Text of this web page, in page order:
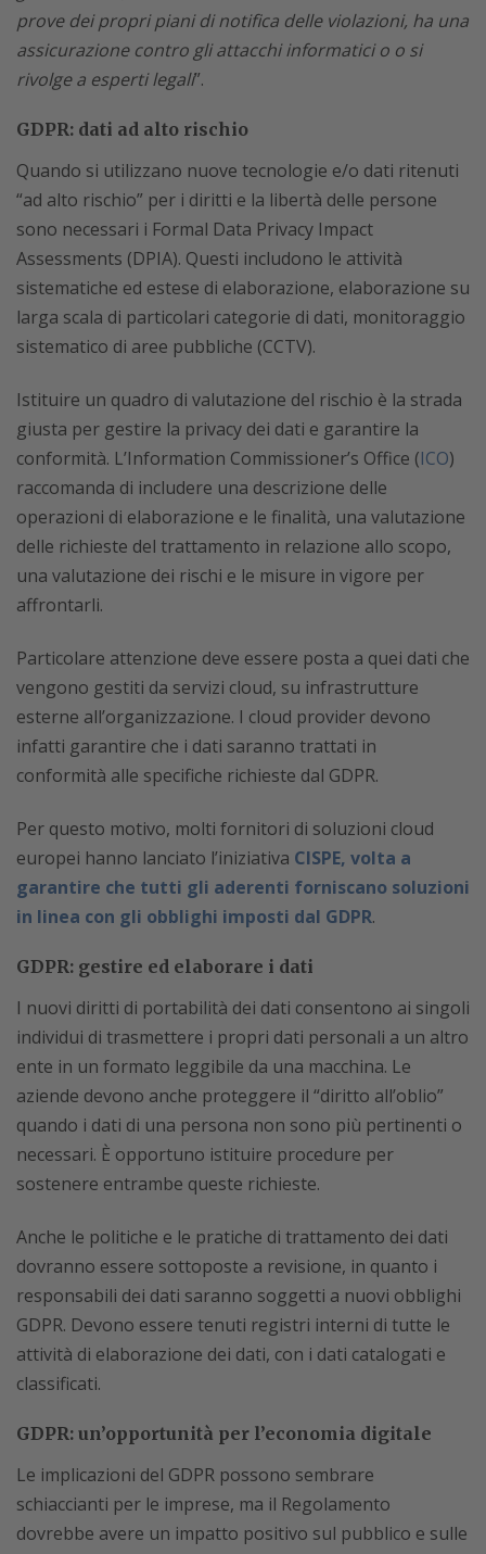
prove dei propri piani di notifica delle violazioni, ha una
assicurazione contro gli attacchi informatici o o si
rivolge a esperti legali”.
GDPR: dati ad alto rischio
Quando si utilizzano nuove tecnologie e/o dati ritenuti
“ad alto rischio” per i diritti e la libertà delle persone
sono necessari i Formal Data Privacy Impact
Assessments (DPIA). Questi includono le attività
sistematiche ed estese di elaborazione, elaborazione su
larga scala di particolari categorie di dati, monitoraggio
sistematico di aree pubbliche (CCTV).
Istituire un quadro di valutazione del rischio è la strada
giusta per gestire la privacy dei dati e garantire la
conformità. L’Information Commissioner’s Office (ICO)
raccomanda di includere una descrizione delle
operazioni di elaborazione e le finalità, una valutazione
delle richieste del trattamento in relazione allo scopo,
una valutazione dei rischi e le misure in vigore per
affrontarli.
Particolare attenzione deve essere posta a quei dati che
vengono gestiti da servizi cloud, su infrastrutture
esterne all’organizzazione. I cloud provider devono
infatti garantire che i dati saranno trattati in
conformità alle specifiche richieste dal GDPR.
Per questo motivo, molti fornitori di soluzioni cloud
europei hanno lanciato l’iniziativa CISPE, volta a
garantire che tutti gli aderenti forniscano soluzioni
in linea con gli obblighi imposti dal GDPR.
GDPR: gestire ed elaborare i dati
I nuovi diritti di portabilità dei dati consentono ai singoli
individui di trasmettere i propri dati personali a un altro
ente in un formato leggibile da una macchina. Le
aziende devono anche proteggere il “diritto all’oblio”
quando i dati di una persona non sono più pertinenti o
necessari. È opportuno istituire procedure per
sostenere entrambe queste richieste.
Anche le politiche e le pratiche di trattamento dei dati
dovranno essere sottoposte a revisione, in quanto i
responsabili dei dati saranno soggetti a nuovi obblighi
GDPR. Devono essere tenuti registri interni di tutte le
attività di elaborazione dei dati, con i dati catalogati e
classificati.
GDPR: un’opportunità per l’economia digitale
Le implicazioni del GDPR possono sembrare
schiaccianti per le imprese, ma il Regolamento
dovrebbe avere un impatto positivo sul pubblico e sulle